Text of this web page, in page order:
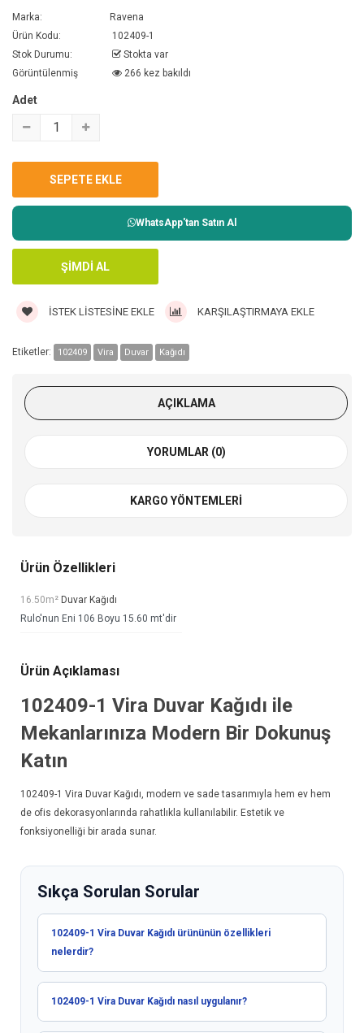
Marka:
Ravena
Ürün Kodu:
102409-1
Stok Durumu:
Stokta var
Görüntülenmiş
266 kez bakıldı
Adet
WhatsApp'tan Satın Al
İSTEK LISTESINE EKLE KARŞILAŞTIRMAYA EKLE
Etiketler: 102409 Vira Duvar Kağıdı
AÇIKLAMA
YORUMLAR (0)
KARGO YÖNTEMLERI
Ürün Özellikleri
16.50m² Duvar Kağıdı
Rulo'nun Eni 106 Boyu 15.60 mt'dir
Ürün Açıklaması
102409-1 Vira Duvar Kağıdı ile
Mekanlarınıza Modern Bir Dokunuş
Katın
102409-1 Vira Duvar Kağıdı , modern ve sade tasarımıyla hem ev hem
de ofis dekorasyonlarında rahatlıkla kullanılabilir. Estetik ve
fonksiyonelliği bir arada sunar.
Sıkça Sorulan Sorular
102409-1 Vira Duvar Kağıdı ürününün özellikleri
nelerdir?
102409-1 Vira Duvar Kağıdı nasıl uygulanır?